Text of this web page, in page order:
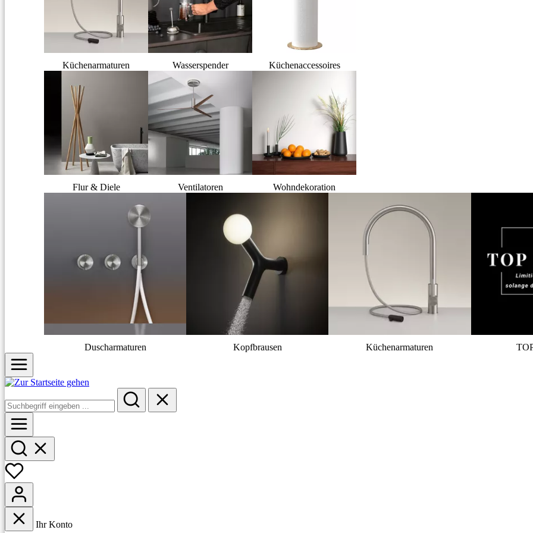
Küchenarmaturen Wasserspender Küchenaccessoires
Flur & Diele Ventilatoren Wohndekoration
Duscharmaturen Kopfbrausen Küchenarmaturen
Ihr Konto